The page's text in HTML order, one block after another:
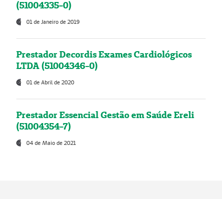
(51004335-0)
01 de Janeiro de 2019
Prestador Decordis Exames Cardiológicos
LTDA (51004346-0)
01 de Abril de 2020
Prestador Essencial Gestão em Saúde Ereli
(51004354-7)
04 de Maio de 2021